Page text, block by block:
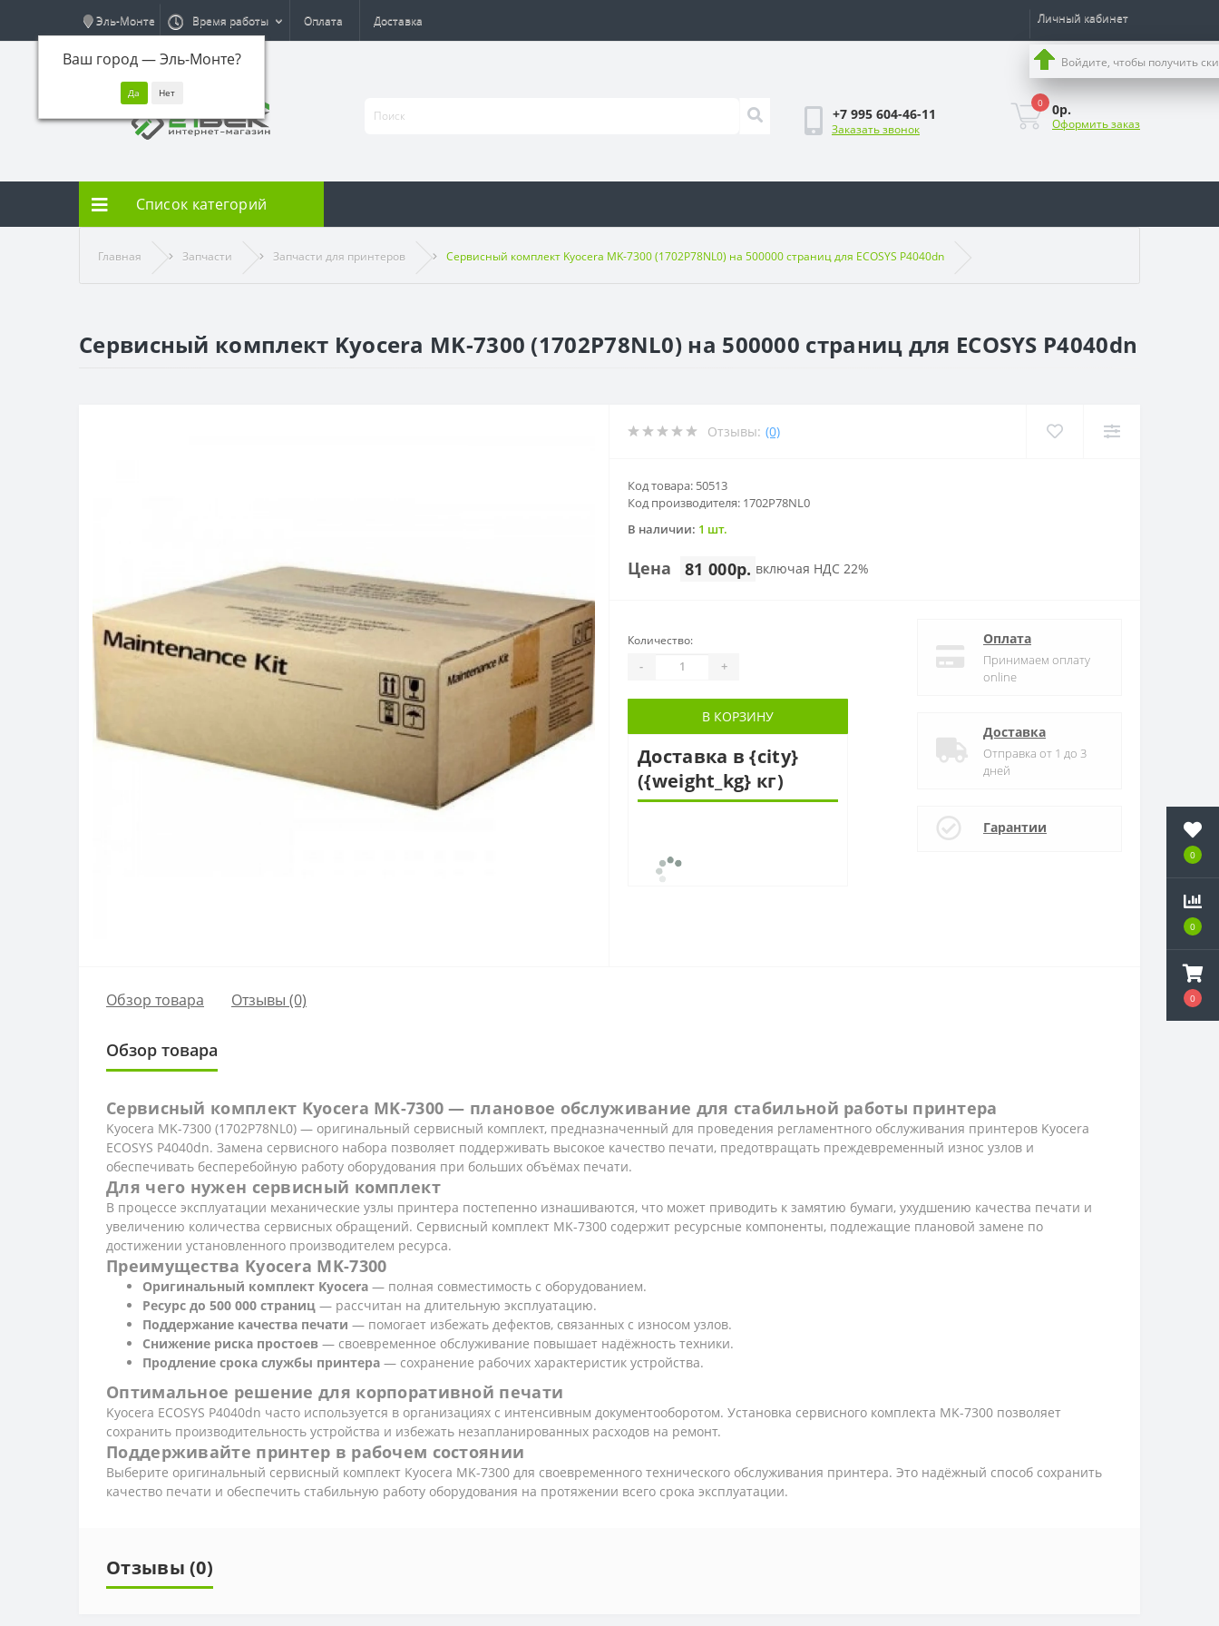
0
0
0
0
0
0
Эль-Монте
Ваш город —Эль-Монте?
Время работы Оплата Доставка Личный кабинет
Войдите, чтобы получить
+7 995 604-46-11
Заказать звонок
0 0р.
Оформить заказ
Список категорий
Главная Запчасти Запчасти для принтеров Сервисный комплект Kyocera MK-7300 (1702P78NL0) на 500000 страниц для ECOSYS P4040dn
Сервисный комплект Kyocera MK-7300 (1702P78NL0) на 500000 страниц для ECOSYS P4040dn
Отзывы: (0)
Код товара: 50513
Код производителя: 1702P78NL0
В наличии: 1 шт.
Цена 81 000р. включая НДС 22%
Количество:
- +
В КОРЗИНУ
Доставка в {city}
({weight_kg} кг)
Оплата
Принимаем оплату
online
Доставка
Отправка от 1 до 3
дней
Гарантии
Обзор товара Отзывы (0)
Обзор товара
Сервисный комплект Kyocera MK-7300 — плановое обслуживание для стабильной работы принтера
Kyocera MK-7300 (1702P78NL0) — оригинальный сервисный комплект, предназначенный для проведения регламентного обслуживания принтеров Kyocera
ECOSYS P4040dn. Замена сервисного набора позволяет поддерживать высокое качество печати, предотвращать преждевременный износ узлов и
обеспечивать бесперебойную работу оборудования при больших объёмах печати.
Для чего нужен сервисный комплект
В процессе эксплуатации механические узлы принтера постепенно изнашиваются, что может приводить к замятию бумаги, ухудшению качества печати и
увеличению количества сервисных обращений. Сервисный комплект MK-7300 содержит ресурсные компоненты, подлежащие плановой замене по
достижении установленного производителем ресурса.
Преимущества Kyocera MK-7300
Оригинальный комплект Kyocera — полная совместимость с оборудованием.
Ресурс до 500 000 страниц — рассчитан на длительную эксплуатацию.
Поддержание качества печати — помогает избежать дефектов, связанных с износом узлов.
Снижение риска простоев — своевременное обслуживание повышает надёжность техники.
Продление срока службы принтера — сохранение рабочих характеристик устройства.
Оптимальное решение для корпоративной печати
Kyocera ECOSYS P4040dn часто используется в организациях с интенсивным документооборотом. Установка сервисного комплекта MK-7300 позволяет
сохранить производительность устройства и избежать незапланированных расходов на ремонт.
Поддерживайте принтер в рабочем состоянии
Выберите оригинальный сервисный комплект Kyocera MK-7300 для своевременного технического обслуживания принтера. Это надёжный способ сохранить
качество печати и обеспечить стабильную работу оборудования на протяжении всего срока эксплуатации.
Отзывы (0)